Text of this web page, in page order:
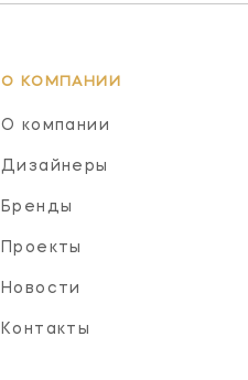
О КОМПАНИИ
О компании
Дизайнеры
Бренды
Проекты
Новости
Контакты